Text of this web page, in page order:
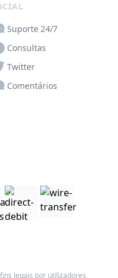
Suporte 24/7
Consultas
Twitter
Comentários
legais por utilizadores